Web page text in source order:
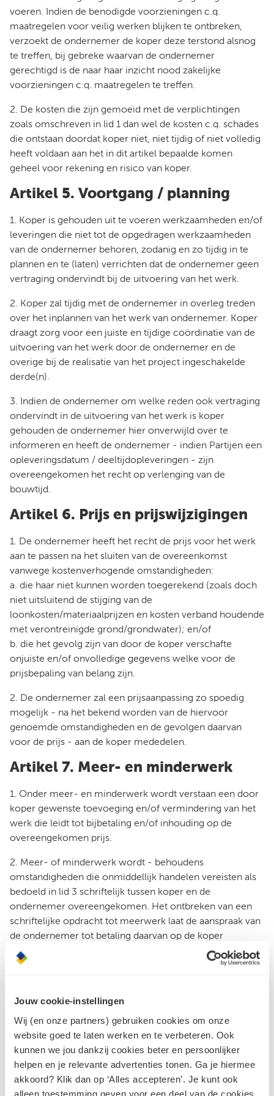
Jouw cookie-instellingen
Wij (en onze partners) gebruiken cookies om onze
website goed te laten werken en te verbeteren. Ook
kunnen we jou dankzij cookies beter en persoonlijker
helpen en je relevante advertenties tonen. Ga je hiermee
akkoord? Klik dan op ‘Alles accepteren’. Je kunt ook
alleen toestemming geven voor een deel van de cookies.
voeren. Indien de benodigde voorzieningen c.q.
maatregelen voor veilig werken blijken te ontbreken,
verzoekt de ondernemer de koper deze terstond alsnog
te treffen, bij gebreke waarvan de ondernemer
gerechtigd is de naar haar inzicht nood zakelijke
voorzieningen c.q. maatregelen te treffen.
2. De kosten die zijn gemoeid met de verplichtingen
zoals omschreven in lid 1 dan wel de kosten c.q. schades
die ontstaan doordat koper niet, niet tijdig of niet volledig
heeft voldaan aan het in dit artikel bepaalde komen
geheel voor rekening en risico van koper.
Artikel 5. Voortgang / planning
1. Koper is gehouden uit te voeren werkzaamheden en/of
leveringen die niet tot de opgedragen werkzaamheden
van de ondernemer behoren, zodanig en zo tijdig in te
plannen en te (laten) verrichten dat de ondernemer geen
vertraging ondervindt bij de uitvoering van het werk.
2. Koper zal tijdig met de ondernemer in overleg treden
over het inplannen van het werk van ondernemer. Koper
draagt zorg voor een juiste en tijdige coördinatie van de
uitvoering van het werk door de ondernemer en de
overige bij de realisatie van het project ingeschakelde
derde(n).
3. Indien de ondernemer om welke reden ook vertraging
ondervindt in de uitvoering van het werk is koper
gehouden de ondernemer hier onverwijld over te
informeren en heeft de ondernemer - indien Partijen een
opleveringsdatum / deeltijdopleveringen - zijn
overeengekomen het recht op verlenging van de
bouwtijd.
Artikel 6. Prijs en prijswijzigingen
1. De ondernemer heeft het recht de prijs voor het werk
aan te passen na het sluiten van de overeenkomst
vanwege kostenverhogende omstandigheden:
a. die haar niet kunnen worden toegerekend (zoals doch
niet uitsluitend de stijging van de
loonkosten/materiaalprijzen en kosten verband houdende
met verontreinigde grond/grondwater); en/of
b. die het gevolg zijn van door de koper verschafte
onjuiste en/of onvolledige gegevens welke voor de
prijsbepaling van belang zijn.
2. De ondernemer zal een prijsaanpassing zo spoedig
mogelijk - na het bekend worden van de hiervoor
genoemde omstandigheden en de gevolgen daarvan
voor de prijs - aan de koper mededelen.
Artikel 7. Meer- en minderwerk
1. Onder meer- en minderwerk wordt verstaan een door
koper gewenste toevoeging en/of vermindering van het
werk die leidt tot bijbetaling en/of inhouding op de
overeengekomen prijs.
2. Meer- of minderwerk wordt - behoudens
omstandigheden die onmiddellijk handelen vereisten als
bedoeld in lid 3 schriftelijk tussen koper en de
ondernemer overeengekomen. Het ontbreken van een
schriftelijke opdracht tot meerwerk laat de aanspraak van
de ondernemer tot betaling daarvan op de koper
onverlet.
handelen (en daarmee meerwerk uit te voeren), zal de
koper de eventuele volledige kosten die daarmee
gepaard gaan onvoorwaardelijk aan de ondernemer
vergoeden.
Artikel 8. Oplevering